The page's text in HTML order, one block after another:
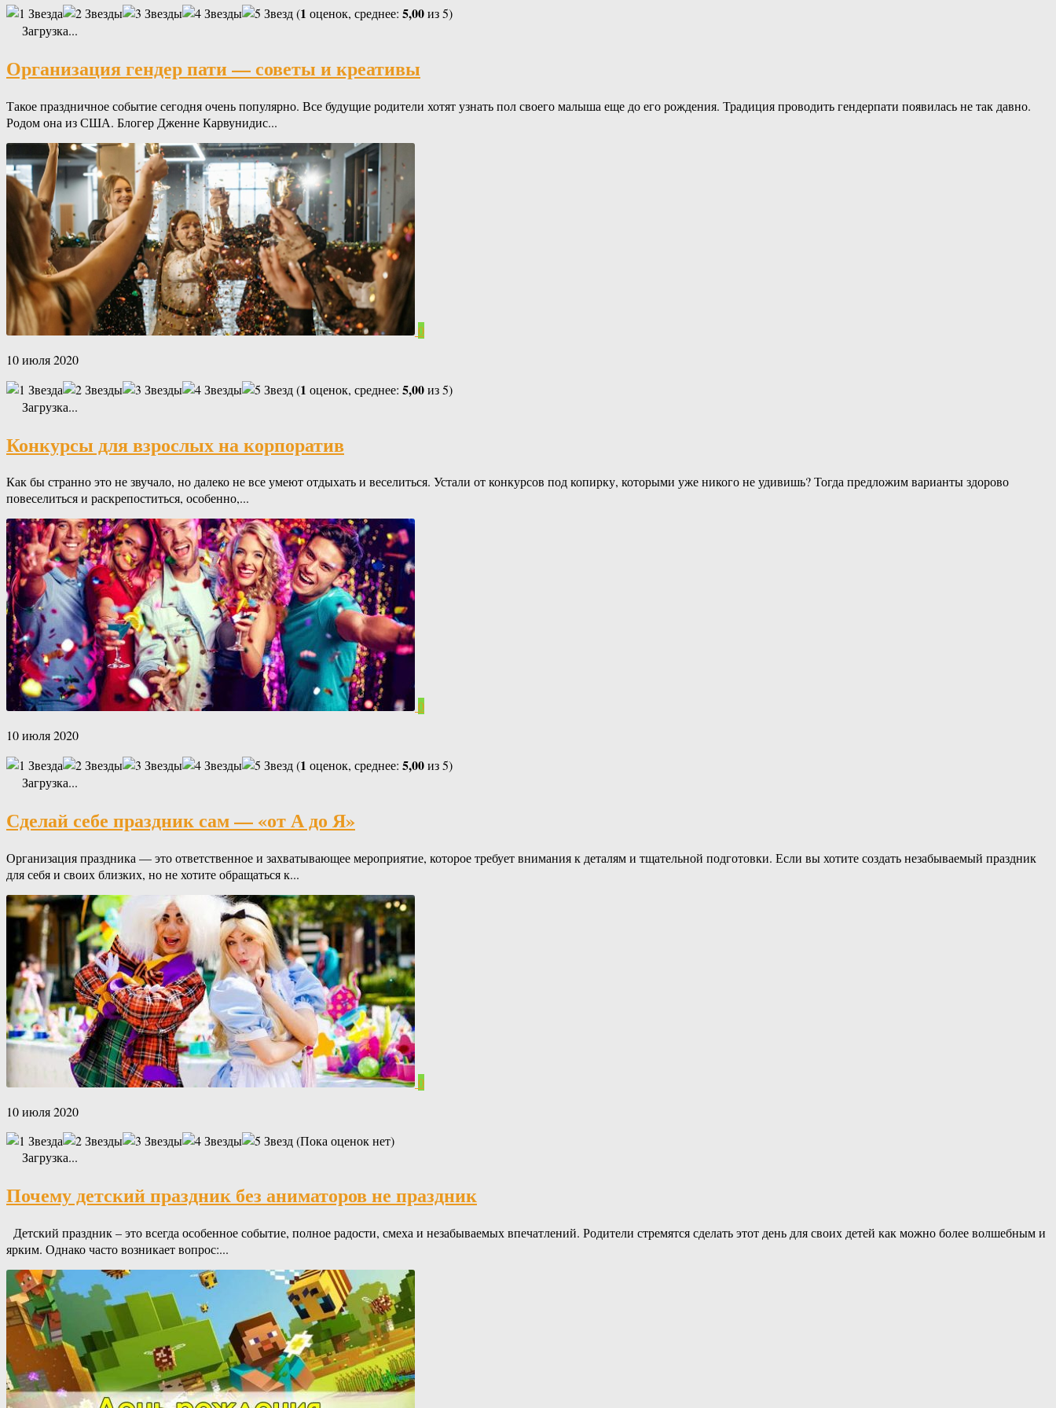
(1 оценок, среднее: 5,00из 5)
Загрузка...
Организация гендер пати — советы и креативы
Такое праздничное событие сегодня очень популярно. Все будущие родители хотят узнать пол своего малыша еще до его рождения. Традиция проводить гендерпати появилась не так давно.
Родом она из США. Блогер Дженне Карвунидис...
0
10 июля 2020
(1 оценок, среднее: 5,00из 5)
Загрузка...
Конкурсы для взрослых на корпоратив
Как бы странно это не звучало, но далеко не все умеют отдыхать и веселиться. Устали от конкурсов под копирку, которыми уже никого не удивишь? Тогда предложим варианты здорово
повеселиться и раскрепоститься, особенно,...
0
10 июля 2020
(1 оценок, среднее: 5,00из 5)
Загрузка...
Сделай себе праздник сам — «от А до Я»
Организация праздника — это ответственное и захватывающее мероприятие, которое требует внимания к деталям и тщательной подготовки. Если вы хотите создать незабываемый праздник
для себя и своих близких, но не хотите обращаться к...
0
10 июля 2020
(Пока оценок нет)
Загрузка...
Почему детский праздник без аниматоров не праздник
Детский праздник – это всегда особенное событие, полное радости, смеха и незабываемых впечатлений. Родители стремятся сделать этот день для своих детей как можно более волшебным и
ярким. Однако часто возникает вопрос:...